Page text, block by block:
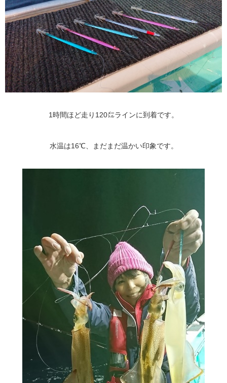
1時間ほど走り120㍍ラインに到着です。
水温は16℃、まだまだ温かい印象です。